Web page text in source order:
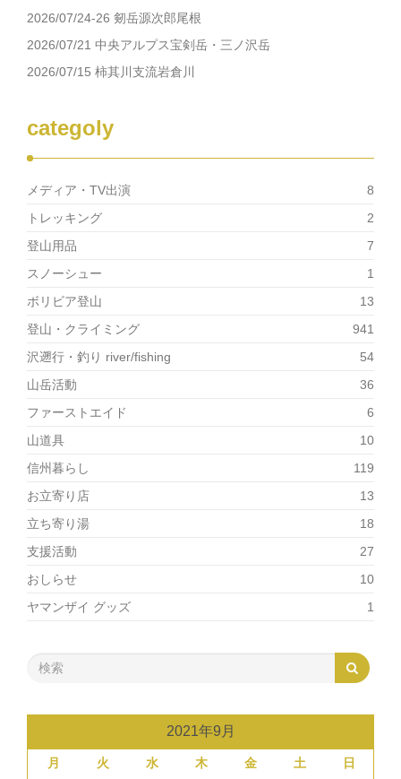
2026/07/24-26 剱岳源次郎尾根
2026/07/21 中央アルプス宝剣岳・三ノ沢岳
2026/07/15 柿其川支流岩倉川
categoly
メディア・TV出演
8
トレッキング
2
登山用品
7
スノーシュー
1
ボリビア登山
13
登山・クライミング
941
沢遡行・釣り river/fishing
54
山岳活動
36
ファーストエイド
6
山道具
10
信州暮らし
119
お立寄り店
13
立ち寄り湯
18
支援活動
27
おしらせ
10
ヤマンザイ グッズ
1
2021年9月
月 火 水 木 金 土
日